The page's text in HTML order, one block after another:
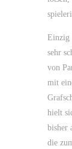
Einzig
sehr
von
mit
hielt
bisher
die